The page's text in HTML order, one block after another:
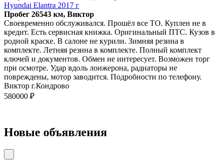
Hyundai Elantra 2017 г
Пробег 26543 км, Виктор
Своевременно обслуживался. Прошёл все ТО. Куплен не в
кредит. Есть сервисная книжка. Оригинальный ПТС. Кузов в
родной краске. В салоне не курили. Зимняя резина в
комплекте. Летняя резина в комплекте. Полный комплект
ключей и документов. Обмен не интересует. Возможен торг
при осмотре. Удар вдоль лонжерона, радиаторы не
повреждены, мотор заводится. Подробности по телефону.
Виктор г.Кондрово
580000 ₽
Новые объявления